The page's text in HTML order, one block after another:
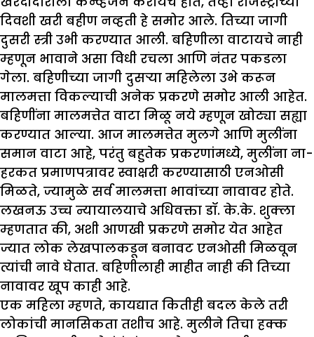
दिवशी खरी बहीण नव्हती हे समोर आले. तिच्या जागी
दुसरी स्त्री उभी करण्यात आली. बहिणीला वाटायचे नाही
म्हणून भावाने असा विधी रचला आणि नंतर पकडला
गेला. बहिणीच्या जागी दुसऱ्या महिलेला उभे करून
मालमत्ता विकल्याची अनेक प्रकरणे समोर आली आहेत.
बहिणींना मालमत्तेत वाटा मिळू नये म्हणून खोट्या सह्या
करण्यात आल्या. आज मालमत्तेत मुलगे आणि मुलींना
समान वाटा आहे, परंतु बहुतेक प्रकरणांमध्ये, मुलींना ना-
हरकत प्रमाणपत्रावर स्वाक्षरी करण्यासाठी एनओसी
मिळते, ज्यामुळे सर्व मालमत्ता भावांच्या नावावर होते.
लखनऊ उच्च न्यायालयाचे अधिवक्ता डॉ. के.के. शुक्ला
म्हणतात की, अशी आणखी प्रकरणे समोर येत आहेत
ज्यात लोक लेखपालकडून बनावट एनओसी मिळवून
त्यांची नावे घेतात. बहिणीलाही माहीत नाही की तिच्या
नावावर खूप काही आहे.
एक महिला म्हणते, कायद्यात कितीही बदल केले तरी
लोकांची मानसिकता तशीच आहे. मुलीने तिचा हक्क